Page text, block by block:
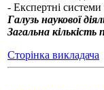
- Експертні системи
Галузь наукової
Загальна кількість
Сторінка викладача